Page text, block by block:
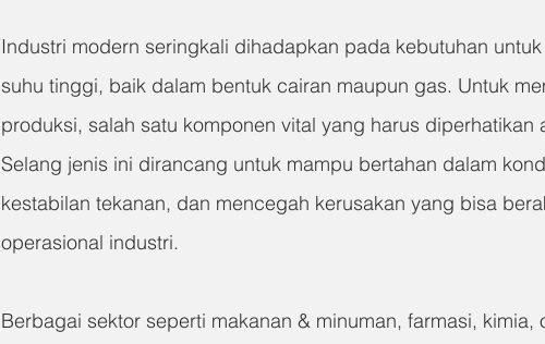
Industri modern seringkali dihadapkan pada kebutuhan
suhu tinggi, baik dalam bentuk cairan maupun gas. Untuk
produksi, salah satu komponen vital yang harus diperhatikan
Selang jenis ini dirancang untuk mampu bertahan dalam
kestabilan tekanan, dan mencegah kerusakan yang bisa
operasional industri.
Berbagai sektor seperti makanan & minuman, farmasi,